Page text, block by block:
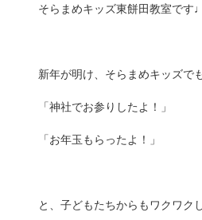
そらまめキッズ東餅田教室です
新年が明け、そらまめキッズで
「神社でお参りしたよ！」
「お年玉もらったよ！」
と、子どもたちからもワクワク